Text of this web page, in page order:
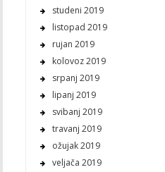
studeni 2019
listopad 2019
rujan 2019
kolovoz 2019
srpanj 2019
lipanj 2019
svibanj 2019
travanj 2019
ožujak 2019
veljača 2019